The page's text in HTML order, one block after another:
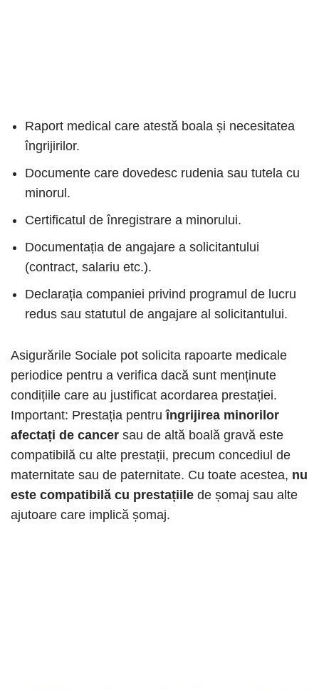
Raport medical care atestă boala și necesitatea
îngrijirilor.
Documente care dovedesc rudenia sau tutela cu
minorul.
Certificatul de înregistrare a minorului.
Documentația de angajare a solicitantului
(contract, salariu etc.).
Declarația companiei privind programul de lucru
redus sau statutul de angajare al solicitantului.
Asigurările Sociale pot solicita rapoarte medicale
periodice pentru a verifica dacă sunt menținute
condițiile care au justificat acordarea prestației.
Important: Prestația pentruîngrijirea minorilor
afectați de cancer sau de altă boală gravă este
compatibilă cu alte prestații, precum concediul de
maternitate sau de paternitate. Cu toate acestea, nu
este compatibilă cu prestațiile de șomaj sau alte
ajutoare care implică șomaj.